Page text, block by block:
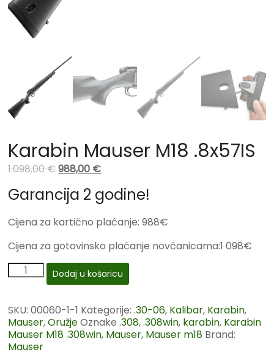
Karabin Mauser M18 .8x57IS
1.098,00€988,00 €
Garancija 2 godine!
Cijena za kartično plaćanje: 988€
Cijena za gotovinsko plaćanje novčanicama:1 098€
Dodaj u košaricu
SKU:00060-1-1 Kategorije:.30-06, Kalibar, Karabin,
Mauser,OružjeOznake.308,.308win, karabin, Karabin
Mauser M18 .308win, Mauser, Mauser m18 Brand:
Mauser